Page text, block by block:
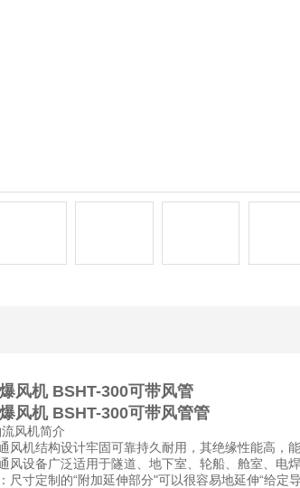
风机 BSHT-300可带风管
风机 BSHT-300可带风管管
风机简介
风机结构设计牢固可靠持久耐用，其绝缘性能高，
风设备广泛适用于隧道、地下室、轮船、舱室、电
尺寸定制的“附加延伸部分"可以很容易地延伸“给